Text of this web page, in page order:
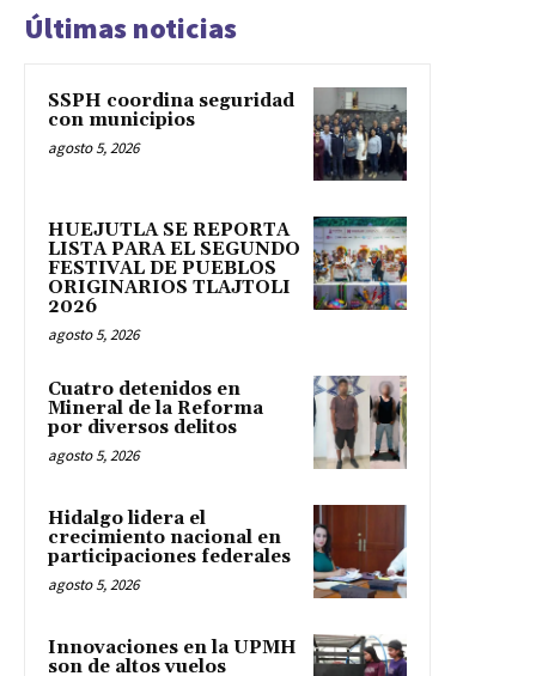
Últimas noticias
SSPH coordina seguridad
con municipios
agosto 5, 2026
HUEJUTLA SE REPORTA
LISTA PARA EL SEGUNDO
FESTIVAL DE PUEBLOS
ORIGINARIOS TLAJTOLI
2026
agosto 5, 2026
Cuatro detenidos en
Mineral de la Reforma
por diversos delitos
agosto 5, 2026
Hidalgo lidera el
crecimiento nacional en
participaciones federales
agosto 5, 2026
Innovaciones en la UPMH
son de altos vuelos